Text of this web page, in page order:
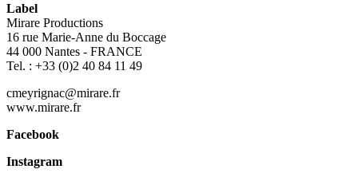
Label
Mirare Productions
16 rue Marie-Anne du Boccage
44 000 Nantes - FRANCE
Tel. : +33 (0)2 40 84 11 49
cmeyrignac@mirare.fr
www.mirare.fr
Facebook
Instagram